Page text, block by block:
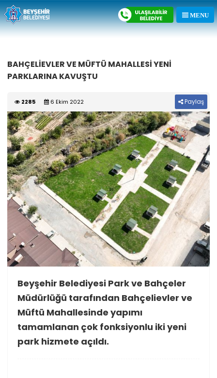
BAHÇELİEVLER VE MÜFTÜ MAHALLESİ YENİ
PARKLARINA KAVUŞTU
2285 6 Ekim 2022 Paylaş
Beyşehir Belediyesi Park ve Bahçeler
Müdürlüğü tarafından Bahçelievler ve
Müftü Mahallesinde yapımı
tamamlanan çok fonksiyonlu iki yeni
park hizmete açıldı.